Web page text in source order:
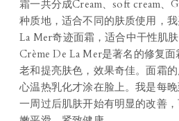
霜一共分成Cream、soft cream、
种质地，适合不同的肤质使用，
La Mer奇迹面霜，适合中干性肌肤
Crème De La Mer是著名的修复
老和提亮肤色，效果奇佳。面霜
心温热乳化才涂在脸上。我是每
一周过后肌肤开始有明显的改善